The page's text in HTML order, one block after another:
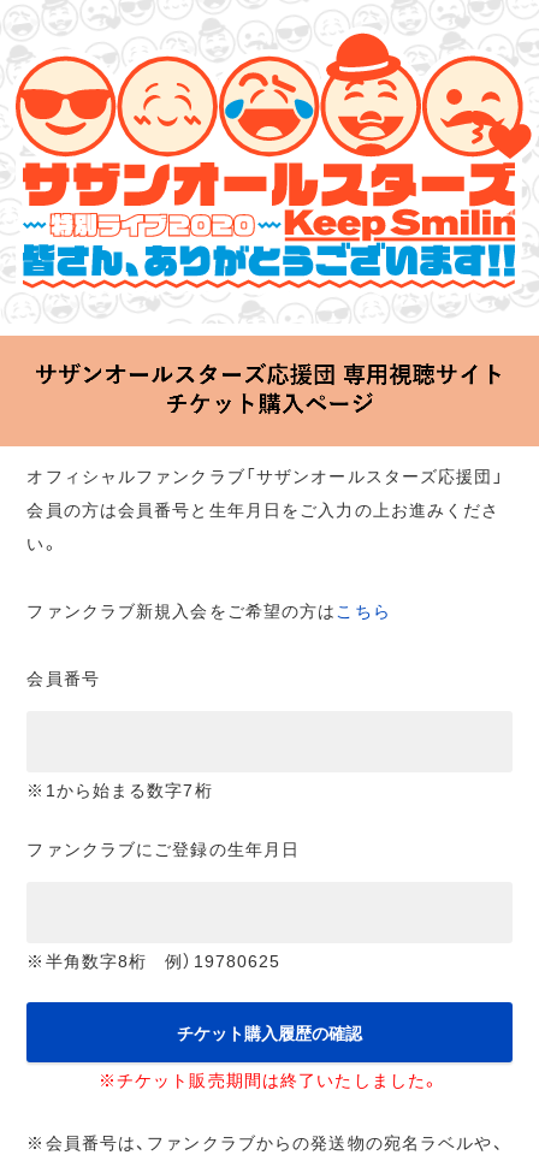
サザンオールスターズ 特別ライブ 2020
「Keep Smilin’～皆さん、ありがとうございます!!～」
2020.06.25 Thu 20:00 Start at 横浜アリーナ
オフィシャルファンクラブ「サザンオールスターズ応援団」
会員の方は会員番号と生年月日をご入力の上お進みくださ
い。
ファンクラブ新規入会をご希望の方は こちら
会員番号
※1から始まる数字7桁
ファンクラブにご登録の生年月日
※半角数字8桁 例）19780625
チケット購入履歴の確認
※チケット販売期間は終了いたしました。
※会員番号は、ファンクラブからの発送物の宛名ラベルや、